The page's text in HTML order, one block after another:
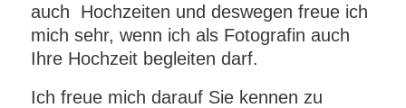
auch Hochzeiten und deswegen freue ich
mich sehr, wenn ich als Fotografin auch
Ihre Hochzeit begleiten darf.
Ich freue mich darauf Sie kennen zu